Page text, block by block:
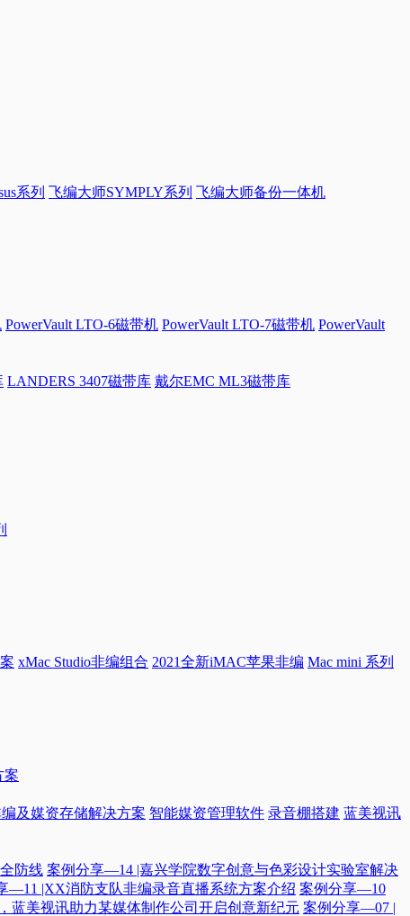
系列 飞编大师SYMPLY系列 飞编大师备份一体机
PowerVault LTO-6磁带机 PowerVault LTO-7磁带机 PowerVault
LANDERS 3407磁带库 戴尔EMC ML3磁带库
xMac Studio非编组合 2021全新iMAC苹果非编 Mac mini 系列
案
及媒资存储解决方案 智能媒资管理软件 录音棚搭建 蓝美视讯
防线 案例分享—14 |嘉兴学院数字创意与色彩设计实验室解决
—11 |XX消防支队非编录音直播系统方案介绍 案例分享—10
蓝美视讯助力某媒体制作公司开启创意新纪元 案例分享—07 |